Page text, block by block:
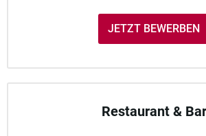
JETZT BEWERBEN
Restaurant & Bar